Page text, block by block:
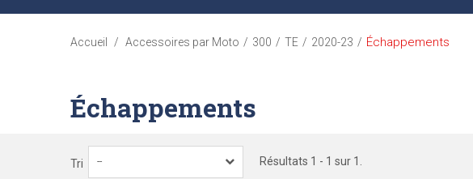
Accueil / Accessoires par Moto / 300 / TE / 2020-23 / Échappements
Échappements
Tri -- Résultats 1 - 1 sur 1.